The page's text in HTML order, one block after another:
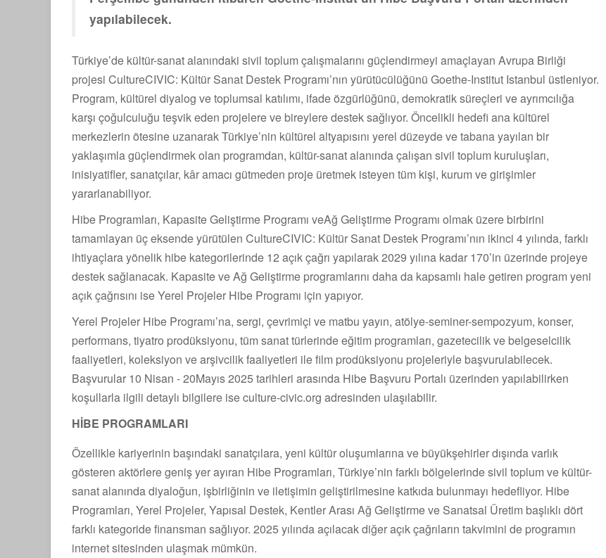
yapılabilecek.
Türkiye’de kültür-sanat alanındaki sivil toplum çalışmalarını güçlendirmeyi amaçlayan Avrupa Birliği
projesi CultureCIVIC: Kültür Sanat Destek Programı’nın yürütücülüğünü Goethe-Institut Istanbul üstleniyor.
Program, kültürel diyalog ve toplumsal katılımı, ifade özgürlüğünü, demokratik süreçleri ve ayrımcılığa
karşı çoğulculuğu teşvik eden projelere ve bireylere destek sağlıyor. Öncelikli hedefi ana kültürel
merkezlerin ötesine uzanarak Türkiye’nin kültürel altyapısını yerel düzeyde ve tabana yayılan bir
yaklaşımla güçlendirmek olan programdan, kültür-sanat alanında çalışan sivil toplum kuruluşları,
inisiyatifler, sanatçılar, kâr amacı gütmeden proje üretmek isteyen tüm kişi, kurum ve girişimler
yararlanabiliyor.
Hibe Programları, Kapasite Geliştirme Programı veAğ Geliştirme Programı olmak üzere birbirini
tamamlayan üç eksende yürütülen CultureCIVIC: Kültür Sanat Destek Programı’nın ikinci 4 yılında, farklı
ihtiyaçlara yönelik hibe kategorilerinde 12 açık çağrı yapılarak 2029 yılına kadar 170’in üzerinde projeye
destek sağlanacak. Kapasite ve Ağ Geliştirme programlarını daha da kapsamlı hale getiren program yeni
açık çağrısını ise Yerel Projeler Hibe Programı için yapıyor.
Yerel Projeler Hibe Programı’na, sergi, çevrimiçi ve matbu yayın, atölye-seminer-sempozyum, konser,
performans, tiyatro prodüksiyonu, tüm sanat türlerinde eğitim programları, gazetecilik ve belgeselcilik
faaliyetleri, koleksiyon ve arşivcilik faaliyetleri ile film prodüksiyonu projeleriyle başvurulabilecek.
Başvurular 10 Nisan - 20Mayıs 2025 tarihleri arasında Hibe Başvuru Portalı üzerinden yapılabilirken
koşullarla ilgili detaylı bilgilere ise culture-civic.org adresinden ulaşılabilir.
HİBE PROGRAMLARI
Özellikle kariyerinin başındaki sanatçılara, yeni kültür oluşumlarına ve büyükşehirler dışında varlık
gösteren aktörlere geniş yer ayıran Hibe Programları, Türkiye’nin farklı bölgelerinde sivil toplum ve kültür-
sanat alanında diyaloğun, işbirliğinin ve iletişimin geliştirilmesine katkıda bulunmayı hedefliyor. Hibe
Programları, Yerel Projeler, Yapısal Destek, Kentler Arası Ağ Geliştirme ve Sanatsal Üretim başlıklı dört
farklı kategoride finansman sağlıyor. 2025 yılında açılacak diğer açık çağrıların takvimini de programın
internet sitesinden ulaşmak mümkün.
TUZBİBER, EDİNBURGH FRİNGE'DEKİ İLK
GÖSTERİSİNİ DENİZ GÖKTAŞ'LA YAPACAK